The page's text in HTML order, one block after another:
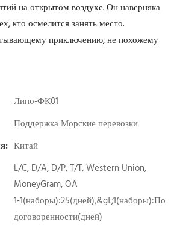
на открытом воздухе. Он наверняка
кто осмелится занять место.
приключению, не похожему
Лино-ФК01
Поддержка Морские перевозки
Китай
L/C, D/A, D/P, T/T, Western Union,
MoneyGram, OA
1-1(наборы):25(дней),&gt;1(наборы):По
договоренности(дней)